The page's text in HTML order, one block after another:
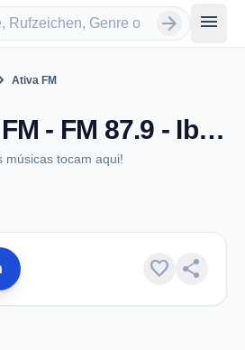
arrow_forward menu
Ativa FM
Ativa FM - FM 87.9 - Ibaiti
músicas tocam aqui!
favorite share